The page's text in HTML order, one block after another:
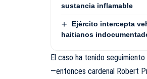
sustancia inflamable
Ejército intercepta
haitianos
El caso ha tenido
—entonces cardenal Robert